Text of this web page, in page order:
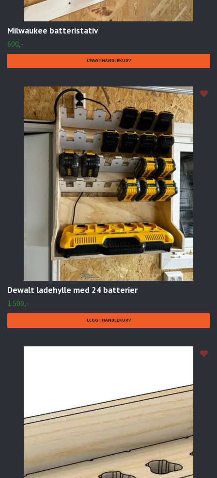
Milwaukee batteristativ
600,-
LEGG I HANDLEKURV
Dewalt ladehylle med 24 batterier
1 500,-
LEGG I HANDLEKURV